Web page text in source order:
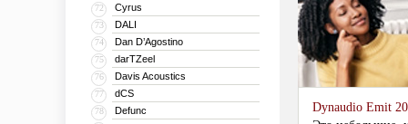
72 Cyrus
73 DALI
74 Dan D’Agostino
75 darTZeel
76 Davis Acoustics
77 dCS
78 Defunc
Dynaudio Emit